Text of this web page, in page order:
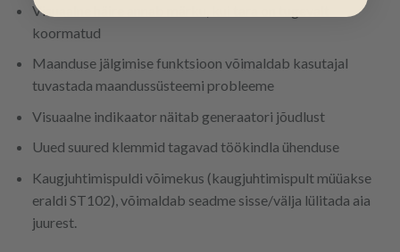
Visuaalne häire annab märku, kui tara on tugevalt
koormatud
Maanduse jälgimise funktsioon võimaldab kasutajal
tuvastada maandussüsteemi probleeme
Visuaalne indikaator näitab generaatori jõudlust
Uued suured klemmid tagavad töökindla ühenduse
Kaugjuhtimispuldi võimekus (kaugjuhtimispult müüakse
eraldi ST102), võimaldab seadme sisse/välja lülitada aia
juurest.